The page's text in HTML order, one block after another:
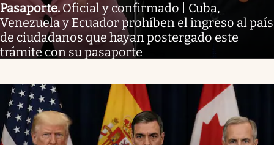
Pasaporte.Oficial y confirmado | Cuba,
Venezuela y Ecuador prohíben el ingreso al país
de ciudadanos que hayan postergado este
trámite con su pasaporte